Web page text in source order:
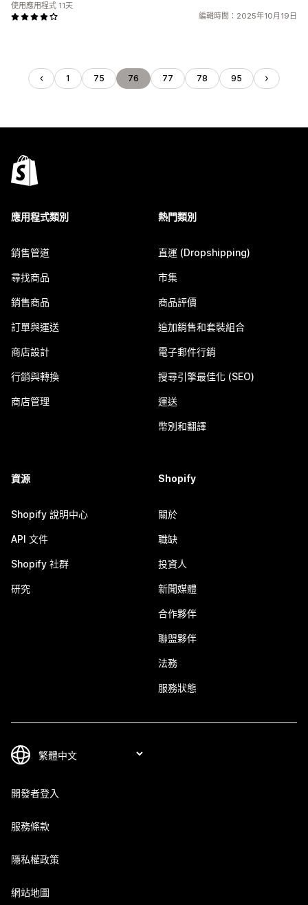
編輯時間：2025年10月19日
使用應用程式 11天
1 75 76 77 78 95
應用程式類別
銷售管道
尋找商品
銷售商品
訂單與運送
商店設計
行銷與轉換
商店管理
熱門類別
直運 (Dropshipping)
市集
商品評價
追加銷售和套裝組合
電子郵件行銷
搜尋引擎最佳化 (SEO)
運送
幣別和翻譯
資源
Shopify 說明中心
API 文件
Shopify 社群
研究
Shopify
關於
職缺
投資人
新聞媒體
合作夥伴
聯盟夥伴
法務
服務狀態
開發者登入
服務條款
隱私權政策
網站地圖